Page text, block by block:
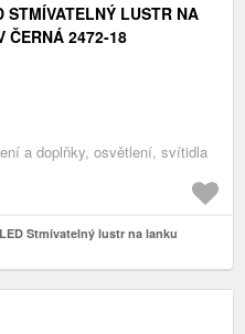
STMÍVATELNÝ LUSTR NA
ČERNÁ 2472-18
a doplňky, osvětlení, svítidla
Stmívatelný lustr na lanku